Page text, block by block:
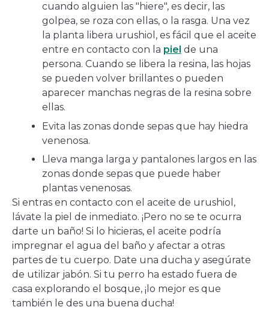
cuando alguien las "hiere", es decir, las
golpea, se roza con ellas, o la rasga. Una vez
la planta libera urushiol, es fácil que el aceite
entre en contacto con la piel de una
persona. Cuando se libera la resina, las hojas
se pueden volver brillantes o pueden
aparecer manchas negras de la resina sobre
ellas.
Evita las zonas donde sepas que hay hiedra
venenosa.
Lleva manga larga y pantalones largos en las
zonas donde sepas que puede haber
plantas venenosas.
Si entras en contacto con el aceite de urushiol,
lávate la piel de inmediato. ¡Pero no se te ocurra
darte un baño! Si lo hicieras, el aceite podría
impregnar el agua del baño y afectar a otras
partes de tu cuerpo. Date una ducha y asegúrate
de utilizar jabón. Si tu perro ha estado fuera de
casa explorando el bosque, ¡lo mejor es que
también le des una buena ducha!